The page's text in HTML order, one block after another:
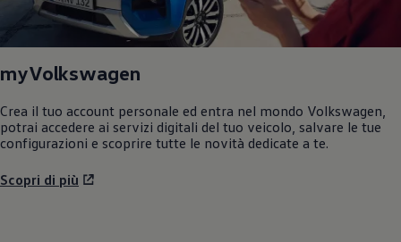
myVolkswagen
Crea il tuo account personale ed entra nel mondo Volkswagen
potrai accedere ai servizi digitali del tuo veicolo, salvare le tue
configurazioni e scoprire tutte le novità dedicate a te.
Scopri di più